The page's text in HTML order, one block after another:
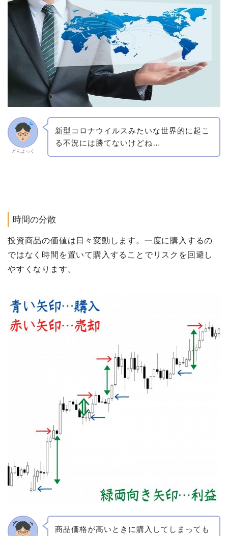
どんよっく
新型コロナウイルスみたいな世界的に起こ
る不況には勝てないけどね…
時間の分散
投資商品の価値は日々変動します。一度に購入するの
ではなく時間を置いて購入することでリスクを回避し
やすくなります。
商品価格が高いときに購入してしまっても